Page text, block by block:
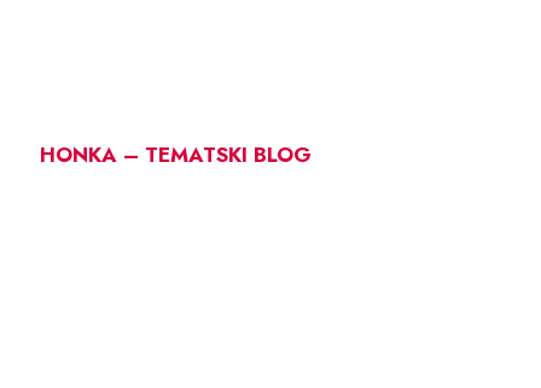
HONKA – TEMATSKI BLOG